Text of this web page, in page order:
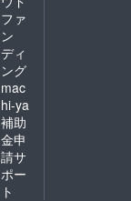
ファ
ン
ディ
ング
mac
hi-ya
補助
金申
請サ
ポー
ト